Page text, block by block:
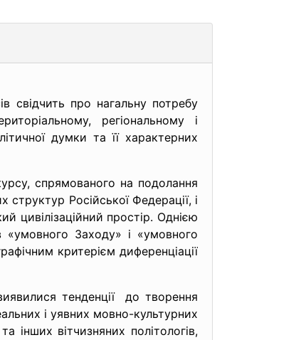
свідчить про нагальну потребу
регіональному і
думки та її характерних
спрямованого на подолання
структур Російської Федерації, і
цивілізаційний простір. Однією
«умовного Заходу» і «умовного
критерієм диференціації
тенденції до творення
і уявних мовно-культурних
інших вітчизняних політологів,